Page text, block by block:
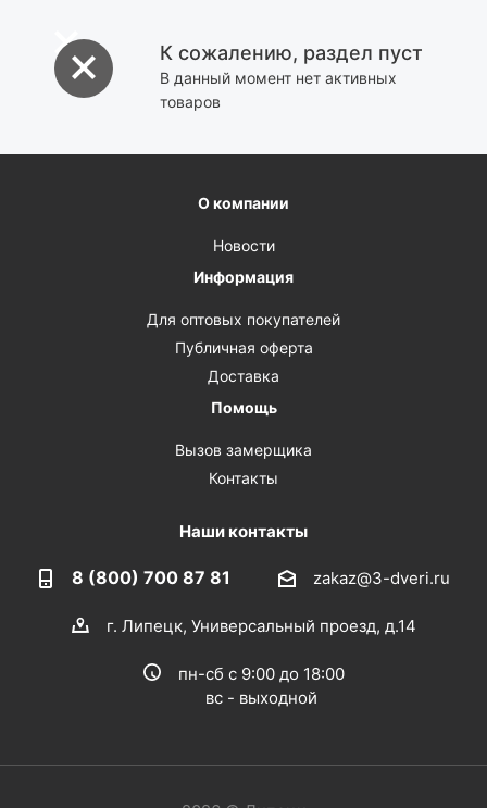
К сожалению, раздел пуст
В данный момент нет активных
товаров
О компании
Новости
Информация
Для оптовых покупателей
Публичная оферта
Доставка
Помощь
Вызов замерщика
Контакты
Наши контакты
8 (800) 700 87 81 zakaz@3-dveri.ru
г. Липецк, Универсальный проезд, д.14
пн-сб с 9:00 до 18:00
вс - выходной